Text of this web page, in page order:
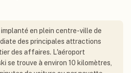
en plein centre-ville de
des principales attractions
des affaires. L'aéroport
se trouve à environ 10 kilomètres,